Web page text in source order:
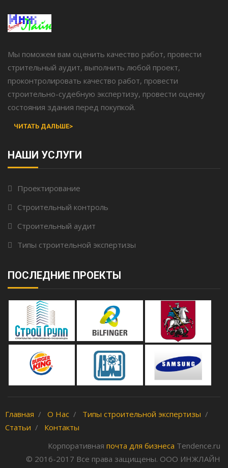
Мы поможем вам оценить качество работ, провести
стрительный аудит, выполнить любой проект,
проконтролировать качество работ, провести
строительно-судебную экспертизу, провести оценку
состояния здания перед покупкой.
ЧИТАТЬ ДАЛЬШЕ>
НАШИ УСЛУГИ
Проектирование
Строительный контроль
Строительный аудит
Типы строительной экспертизы
ПОСЛЕДНИЕ ПРОЕКТЫ
Главная О Нас
Типы строительной экспертизы
Статьи
Контакты
Корпоративная почта для бизнеса Tendence.ru
© 2016-2017 Все права защищены. ООО ИНЖЛАЙН